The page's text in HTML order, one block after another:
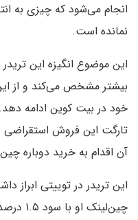
انجام می‌شود که چیزی به
نمانده است.
این موضوع انگیزه این
بیشتر مشخص می‌کند و از
خود در بیت کوین ادامه
تارگت این فروش استقراضی
آن اقدام به خرید دوباره
این تریدر در توییتی